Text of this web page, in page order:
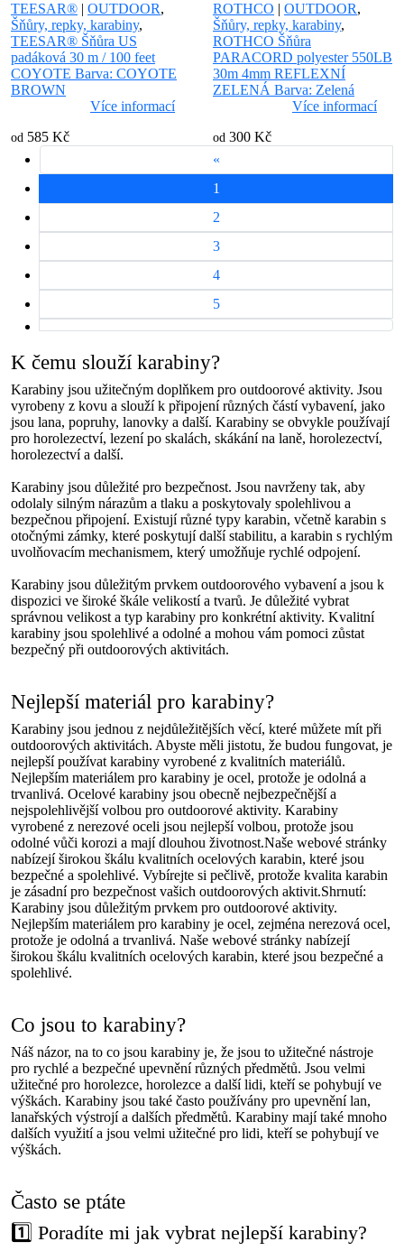
TEESAR® | OUTDOOR,
Šňůry, repky, karabiny,
TEESAR® Šňůra US
padáková 30 m / 100 feet
COYOTE Barva: COYOTE
BROWN
Více informací
od 585 Kč
ROTHCO | OUTDOOR,
Šňůry, repky, karabiny,
ROTHCO Šňůra
PARACORD polyester 550LB
30m 4mm REFLEXNÍ
ZELENÁ Barva: Zelená
Více informací
od 300 Kč
«
1
2
3
4
5
K čemu slouží karabiny?
Karabiny jsou užitečným doplňkem pro outdoorové aktivity. Jsou
vyrobeny z kovu a slouží k připojení různých částí vybavení, jako
jsou lana, popruhy, lanovky a další. Karabiny se obvykle používají
pro horolezectví, lezení po skalách, skákání na laně, horolezectví,
horolezectví a další.
Karabiny jsou důležité pro bezpečnost. Jsou navrženy tak, aby
odolaly silným nárazům a tlaku a poskytovaly spolehlivou a
bezpečnou připojení. Existují různé typy karabin, včetně karabin s
otočnými zámky, které poskytují další stabilitu, a karabin s rychlým
uvolňovacím mechanismem, který umožňuje rychlé odpojení.
Karabiny jsou důležitým prvkem outdoorového vybavení a jsou k
dispozici ve široké škále velikostí a tvarů. Je důležité vybrat
správnou velikost a typ karabiny pro konkrétní aktivity. Kvalitní
karabiny jsou spolehlivé a odolné a mohou vám pomoci zůstat
bezpečný při outdoorových aktivitách.
Nejlepší materiál pro karabiny?
Karabiny jsou jednou z nejdůležitějších věcí, které můžete mít při
outdoorových aktivitách. Abyste měli jistotu, že budou fungovat, je
nejlepší používat karabiny vyrobené z kvalitních materiálů.
Nejlepším materiálem pro karabiny je ocel, protože je odolná a
trvanlivá. Ocelové karabiny jsou obecně nejbezpečnější a
nejspolehlivější volbou pro outdoorové aktivity. Karabiny
vyrobené z nerezové oceli jsou nejlepší volbou, protože jsou
odolné vůči korozi a mají dlouhou životnost.Naše webové stránky
nabízejí širokou škálu kvalitních ocelových karabin, které jsou
bezpečné a spolehlivé. Vybírejte si pečlivě, protože kvalita karabin
je zásadní pro bezpečnost vašich outdoorových aktivit.Shrnutí:
Karabiny jsou důležitým prvkem pro outdoorové aktivity.
Nejlepším materiálem pro karabiny je ocel, zejména nerezová ocel,
protože je odolná a trvanlivá. Naše webové stránky nabízejí
širokou škálu kvalitních ocelových karabin, které jsou bezpečné a
spolehlivé.
Co jsou to karabiny?
Náš názor, na to co jsou karabiny je, že jsou to užitečné nástroje
pro rychlé a bezpečné upevnění různých předmětů. Jsou velmi
užitečné pro horolezce, horolezce a další lidi, kteří se pohybují ve
výškách. Karabiny jsou také často používány pro upevnění lan,
lanařských výstrojí a dalších předmětů. Karabiny mají také mnoho
dalších využití a jsou velmi užitečné pro lidi, kteří se pohybují ve
výškách.
Často se ptáte
1️⃣ Poradíte mi jak vybrat nejlepší karabiny?